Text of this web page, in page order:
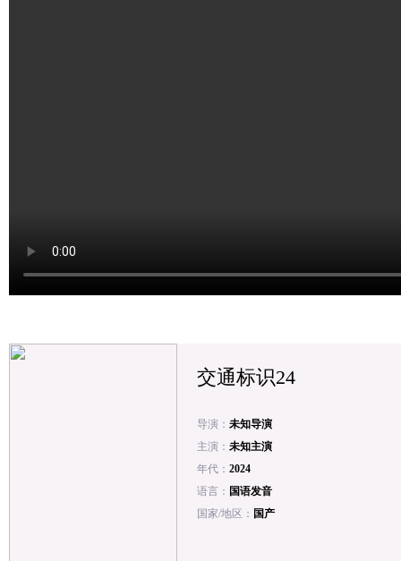
交通标识24
导演： 未知导演
主演： 未知主演
年代： 2024
语言： 国语发音
国家/地区： 国产